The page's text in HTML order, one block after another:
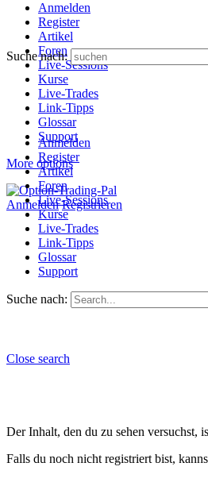
Anmelden
Register
Artikel
Foren
Live-Sessions
Kurse
Live-Trades
Link-Tipps
Glossar
Support
More options
Anmelden Registrieren
Suche nach:
Anmelden
Register
Artikel
Foren
Live-Sessions
Kurse
Live-Trades
Link-Tipps
Glossar
Support
Suche nach:
Close search
Der Inhalt, den du zu sehen versuchst,
Falls du noch nicht registriert bist,